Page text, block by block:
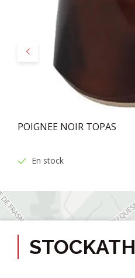
Précédent
POIGNEE NOIR TOPAS
En stock
STOCKATH